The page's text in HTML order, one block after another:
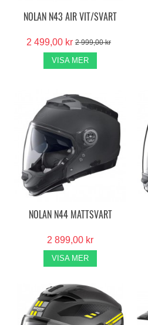
NOLAN N43 AIR VIT/SVART
2 499,00 kr 2 999,00 kr
VISA MER
NOLAN N44 MATTSVART
2 899,00 kr
VISA MER